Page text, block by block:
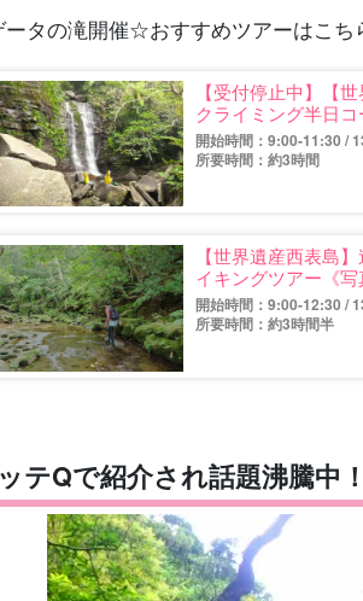
タの滝開催☆おすすめツアーはこち
【受付停止中】【
クライミング半日コ
開始時間：9:00-11:30 /
所要時間：約3時間
【世界遺産西表島
イキングツアー《
開始時間：9:00-12:30 /
所要時間：約3時間半
テQで紹介され話題沸騰中！